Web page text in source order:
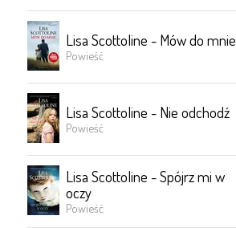
Lisa Scottoline - Mów do mnie
Powieść
Lisa Scottoline - Nie odchodź
Powieść
Lisa Scottoline - Spójrz mi w
oczy
Powieść